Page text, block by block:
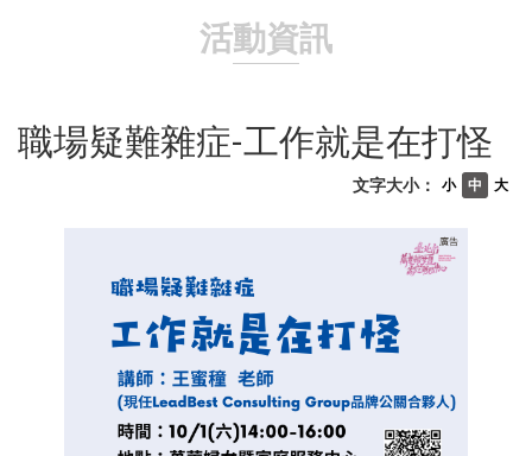
活動資訊
職場疑難雜症-工作就是在打怪
大
中
小
文字大小：